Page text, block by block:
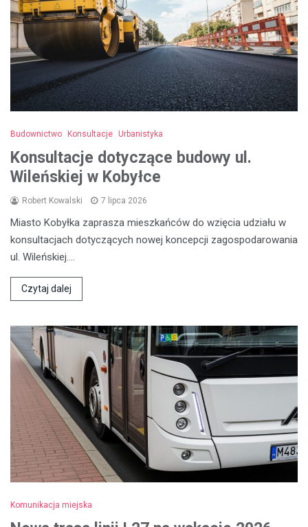
Budownictwo Konsultacje Urbanistyka
Konsultacje dotyczące budowy ul.
Wileńskiej w Kobyłce
Robert Kowalski 7 lipca 2026
Miasto Kobyłka zaprasza mieszkańców do wzięcia udziału w
konsultacjach dotyczących nowej koncepcji zagospodarowania
ul. Wileńskiej.…
Czytaj dalej
Komunikacja miejska